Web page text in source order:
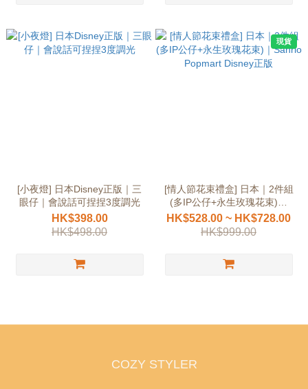
[小夜燈] 日本Disney正版｜三
眼仔｜會說話可捏捏3度調光
HK$398.00
HK$498.00
現貨
[情人節花束禮盒] 日本｜2件組
(多IP公仔+永生玫瑰花束)｜
Sanrio Popmart Disney正版
HK$528.00 ~ HK$728.00
HK$999.00
COZY STYLER